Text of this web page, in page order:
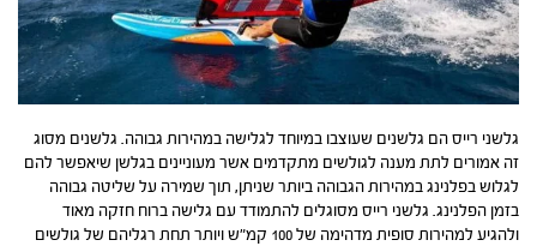
גלשני רייס הם גלשנים שעוצבו במיוחד לגלישה במהירות גבוהה. גלשנים מסוג
זה אמורים לתת מענה לגולשים מתקדמים אשר מעוניינים בגלשן שיאפשר להם
לגלוש בפלנינג במהירות הגבוהה ביותר שניתן, תוך שמירה על שליטה גבוהה
בזמן הפלנינג. גלשני רייס מסוגלים להתמודד עם גלישה ברוח חזקה מאוד
ולהגיע למהירות סופית מדהימה של 100 קמ”ש ויותר תחת רגליהם של גולשים